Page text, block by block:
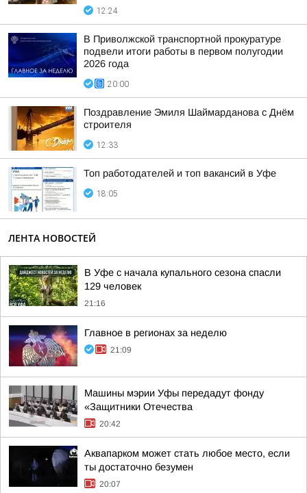
12:24
В Приволжской транспортной прокуратуре
подвели итоги работы в первом полугодии
2026 года
20:00
Поздравление Эмиля Шаймарданова с Днём
строителя
12:33
Топ работодателей и топ вакансий в Уфе
18:05
ЛЕНТА НОВОСТЕЙ
В Уфе с начала купального сезона спасли
129 человек
21:16
Главное в регионах за неделю
21:09
Машины мэрии Уфы передадут фонду
«Защитники Отечества
20:42
Аквапарком может стать любое место, если
ты достаточно безумен
20:07